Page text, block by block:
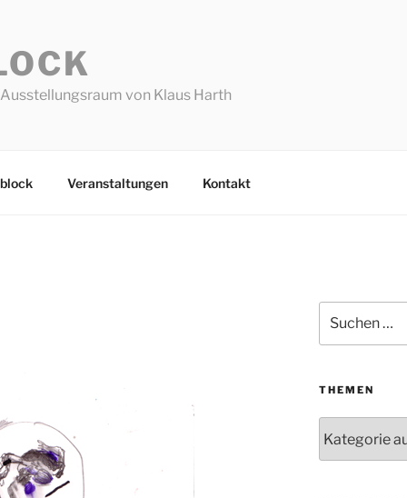
von Klaus Harth
Veranstaltungen Kontakt
nach:
THEMEN